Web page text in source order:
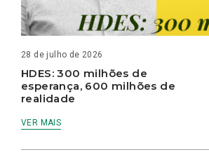
28 de julho de 2026
HDES: 300 milhões de
esperança, 600 milhões de
realidade
VER MAIS